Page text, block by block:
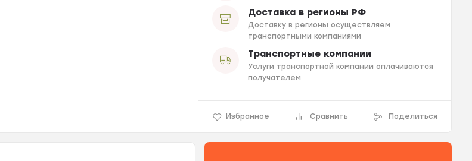
Доставка в регионы РФ
Доставку в регионы осуществляем
транспортными компаниями
Транспортные компании
Услуги транспортной компании оплачиваются
получателем
Избранное Сравнить Поделиться